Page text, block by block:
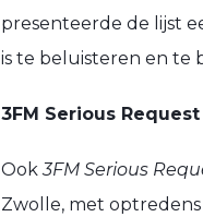
presenteerde de lijst
is te beluisteren en te
3FM Serious
Ook3FM Serious
Zwolle, met optredens